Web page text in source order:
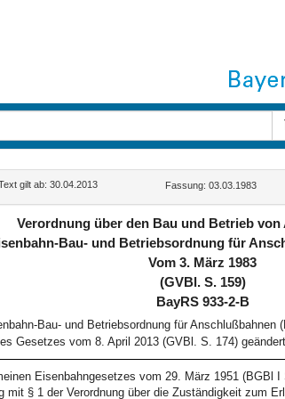
gilt ab: 30.04.2013 Fassung: 03.03.1983
Verordnung über den Bau und Betrieb von
Bau- und Betriebsordnung für
Vom 3. März 1983
(GVBl. S. 159)
BayRS 933-2-B
Bau- und Betriebsordnung für
Gesetzes vom 8. April 2013 (GVBl. S. 174)
Eisenbahngesetzes vom 29. März 1951 (BGBl
mit § 1 der Verordnung über die Zuständigkeit zum